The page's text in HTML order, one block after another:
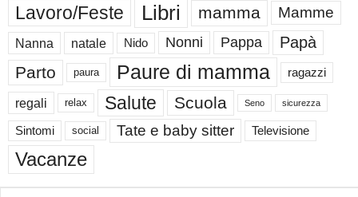
Lavoro/Feste Libri mamma Mamme
Nanna natale Nido Nonni Pappa Papà
Parto paura Paure di mamma ragazzi
regali relax Salute Scuola Seno sicurezza
Sintomi social Tate e baby sitter Televisione
Vacanze